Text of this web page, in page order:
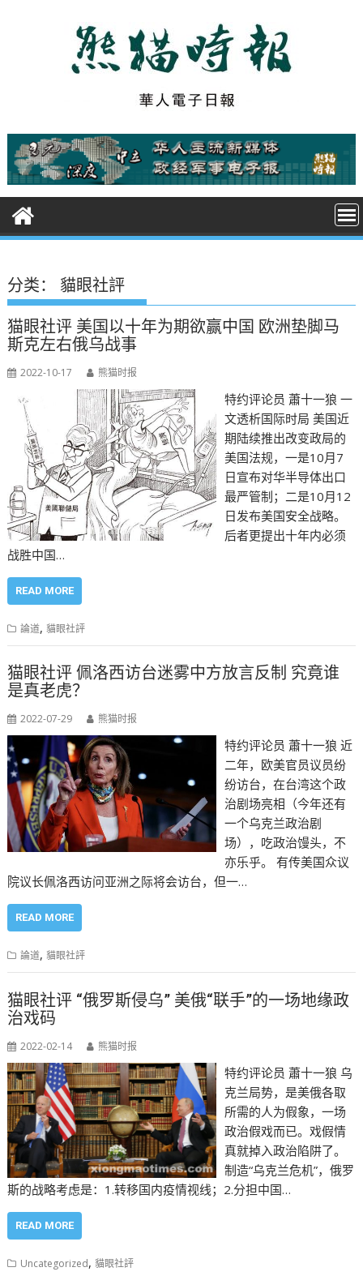
t
分类： 貓眼社評
猫眼社评 美国以十年为期欲赢中国 欧洲垫脚马
斯克左右俄乌战事
2022-10-17 熊猫时报
特约评论员 蕭十一狼 一
文透析国际时局 美国近
期陆续推出改变政局的
美国法规，一是10月7
日宣布对华半导体出口
最严管制；二是10月12
日发布美国安全战略。
后者更提出十年内必须
战胜中国…
READ MORE
論道,貓眼社評
猫眼社评 佩洛西访台迷雾中方放言反制 究竟谁
是真老虎？
2022-07-29 熊猫时报
特约评论员 蕭十一狼 近
二年，欧美官员议员纷
纷访台，在台湾这个政
治剧场亮相（今年还有
一个乌克兰政治剧
场），吃政治馒头，不
亦乐乎。 有传美国众议
院议长佩洛西访问亚洲之际将会访台，但一…
READ MORE
論道,貓眼社評
猫眼社评 “俄罗斯侵乌” 美俄“联手”的一场地缘政
治戏码
2022-02-14 熊猫时报
特约评论员 蕭十一狼 乌
克兰局势，是美俄各取
所需的人为假象，一场
政治假戏而已。戏假情
真就掉入政治陷阱了。
制造“乌克兰危机”，俄罗
斯的战略考虑是：1.转移国内疫情视线；2.分担中国…
READ MORE
Uncategorized,貓眼社評